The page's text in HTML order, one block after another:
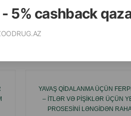
5% cashback
YAVAŞ QIDALANMA ÜÇÜN
– ITLƏR VƏ PIŞIKLƏR ÜÇÜN
PROSESINI LƏNGIDƏN